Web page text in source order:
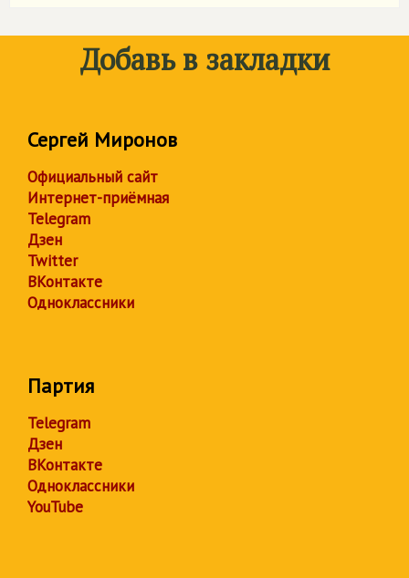
Добавь в закладки
Сергей Миронов
Официальный сайт
Интернет-приёмная
Telegram
Дзен
Twitter
ВКонтакте
Одноклассники
Партия
Telegram
Дзен
ВКонтакте
Одноклассники
YouTube